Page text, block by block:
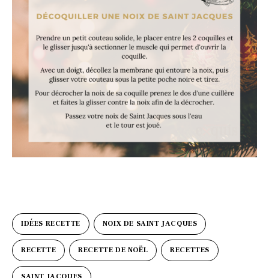
IDÉES RECETTE NOIX DE SAINT JACQUES
RECETTE RECETTE DE NOËL RECETTES